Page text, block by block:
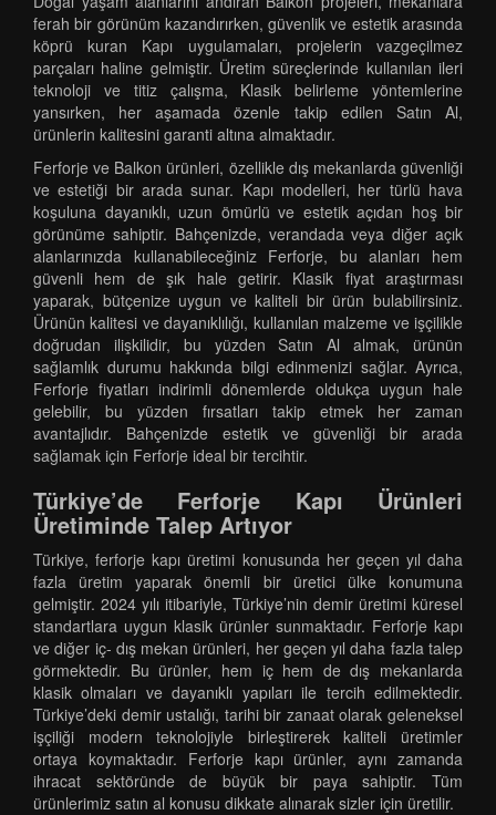
ferah bir görünüm kazandırırken, güvenlik ve estetik arasında
köprü kuran Kapı uygulamaları, projelerin vazgeçilmez
parçaları haline gelmiştir. Üretim süreçlerinde kullanılan ileri
teknoloji ve titiz çalışma, Klasik belirleme yöntemlerine
yansırken, her aşamada özenle takip edilen Satın Al,
ürünlerin kalitesini garanti altına almaktadır.
Ferforje ve Balkon ürünleri, özellikle dış mekanlarda güvenliği
ve estetiği bir arada sunar. Kapı modelleri, her türlü hava
koşuluna dayanıklı, uzun ömürlü ve estetik açıdan hoş bir
görünüme sahiptir. Bahçenizde, verandada veya diğer açık
alanlarınızda kullanabileceğiniz Ferforje, bu alanları hem
güvenli hem de şık hale getirir. Klasik fiyat araştırması
yaparak, bütçenize uygun ve kaliteli bir ürün bulabilirsiniz.
Ürünün kalitesi ve dayanıklılığı, kullanılan malzeme ve işçilikle
doğrudan ilişkilidir, bu yüzden Satın Al almak, ürünün
sağlamlık durumu hakkında bilgi edinmenizi sağlar. Ayrıca,
Ferforje fiyatları indirimli dönemlerde oldukça uygun hale
gelebilir, bu yüzden fırsatları takip etmek her zaman
avantajlıdır. Bahçenizde estetik ve güvenliği bir arada
sağlamak için Ferforje ideal bir tercihtir.
Türkiye’de Ferforje Kapı Ürünleri
Üretiminde Talep Artıyor
Türkiye, ferforje kapı üretimi konusunda her geçen yıl daha
fazla üretim yaparak önemli bir üretici ülke konumuna
gelmiştir. 2024 yılı itibariyle, Türkiye’nin demir üretimi küresel
standartlara uygun klasik ürünler sunmaktadır. Ferforje kapı
ve diğer iç- dış mekan ürünleri, her geçen yıl daha fazla talep
görmektedir. Bu ürünler, hem iç hem de dış mekanlarda
klasik olmaları ve dayanıklı yapıları ile tercih edilmektedir.
Türkiye’deki demir ustalığı, tarihi bir zanaat olarak geleneksel
işçiliği modern teknolojiyle birleştirerek kaliteli üretimler
ortaya koymaktadır. Ferforje kapı ürünler, aynı zamanda
ihracat sektöründe de büyük bir paya sahiptir. Tüm
ürünlerimiz satın al konusu dikkate alınarak sizler için üretilir.